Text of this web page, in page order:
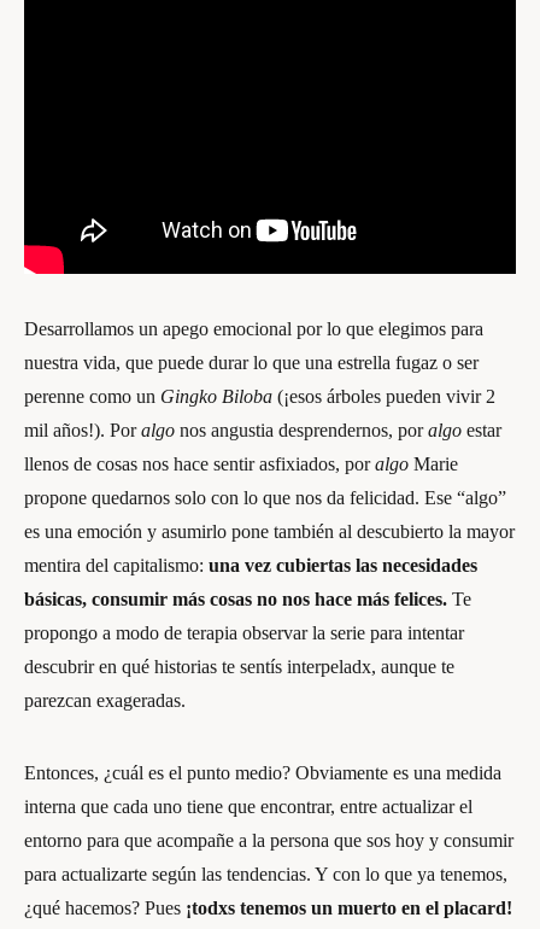
Desarrollamos un apego emocional por lo que elegimos para
nuestra vida, que puede durar lo que una estrella fugaz o ser
perenne como un Gingko Biloba (¡esos árboles pueden vivir 2
mil años!). Poralgo nos angustia desprendernos, poralgo estar
llenos de cosas nos hace sentir asfixiados, poralgo Marie
propone quedarnos solo con lo que nos da felicidad. Ese “algo”
es una emoción y asumirlo pone también al descubierto la mayor
mentira del capitalismo: una vez cubiertas las necesidades
básicas, consumir más cosas no nos hace más felices. Te
propongo a modo de terapia observar la serie para intentar
descubrir en qué historias te sentís interpeladx, aunque te
parezcan exageradas.
Entonces, ¿cuál es el punto medio? Obviamente es una medida
interna que cada uno tiene que encontrar, entre actualizar el
entorno para que acompañe a la persona que sos hoy y consumir
para actualizarte según las tendencias. Y con lo que ya tenemos,
¿qué hacemos? Pues ¡todxs tenemos un muerto en el placard!